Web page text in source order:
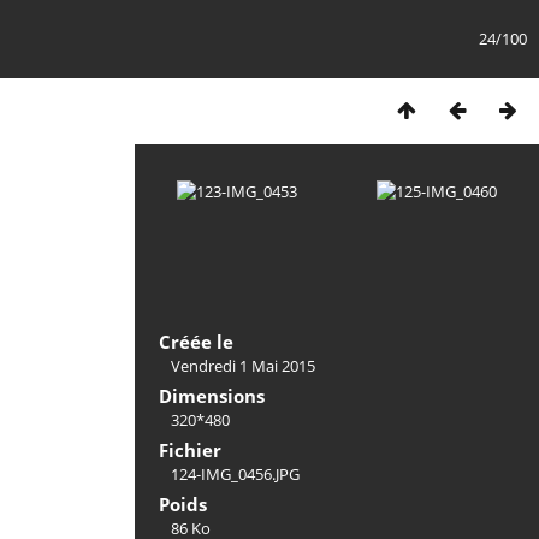
24/100
Créée le
Vendredi 1 Mai 2015
Dimensions
320*480
Fichier
124-IMG_0456.JPG
Poids
86 Ko